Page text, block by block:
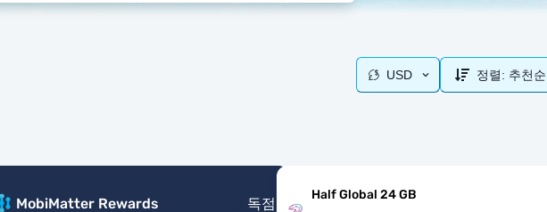
USD 정렬: 추천순
MobiMatter Rewards 독점
Half Global 24 GB